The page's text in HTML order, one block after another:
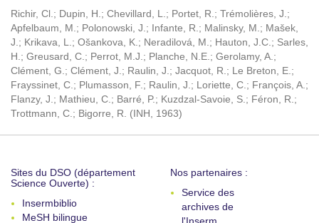
Richir, Cl.; Dupin, H.; Chevillard, L.; Portet, R.; Trémolières, J.;
Apfelbaum, M.; Polonowski, J.; Infante, R.; Malinsky, M.; Mašek,
J.; Krikava, L.; Ošankova, K.; Neradilová, M.; Hauton, J.C.; Sarles,
H.; Greusard, C.; Perrot, M.J.; Planche, N.E.; Gerolamy, A.;
Clément, G.; Clément, J.; Raulin, J.; Jacquot, R.; Le Breton, E.;
Frayssinet, C.; Plumasson, F.; Raulin, J.; Loriette, C.; François, A.;
Flanzy, J.; Mathieu, C.; Barré, P.; Kuzdzal-Savoie, S.; Féron, R.;
Trottmann, C.; Bigorre, R. ( INH , 1963)
Sites du DSO (département
Science Ouverte) :
Insermbiblio
MeSH bilingue
Nos partenaires :
Service des
archives de